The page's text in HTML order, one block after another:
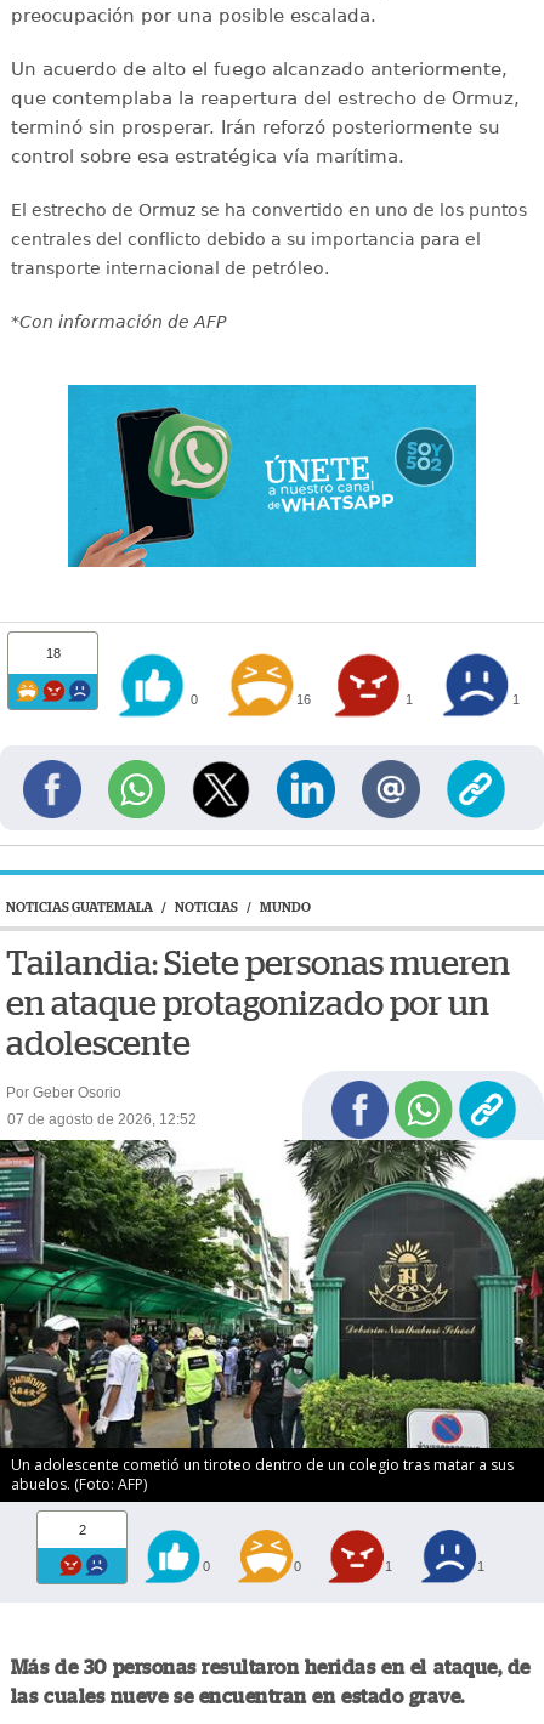
preocupación por una posible escalada.
Un acuerdo de alto el fuego alcanzado anteriormente,
que contemplaba la reapertura del estrecho de Ormuz,
terminó sin prosperar. Irán reforzó posteriormente su
control sobre esa estratégica vía marítima.
El estrecho de Ormuz se ha convertido en uno de los puntos
centrales del conflicto debido a su importancia para el
transporte internacional de petróleo.
*Con información de AFP
18
0 16 1 1
NOTICIAS GUATEMALA / NOTICIAS / MUNDO
Tailandia: Siete personas mueren
en ataque protagonizado por un
adolescente
Por Geber Osorio
07 de agosto de 2026, 12:52
Un adolescente cometió un tiroteo dentro de un colegio tras matar a sus
abuelos. (Foto: AFP)
2
0 0 1 1
Más de 30 personas resultaron heridas en el ataque, de
las cuales nueve se encuentran en estado grave.